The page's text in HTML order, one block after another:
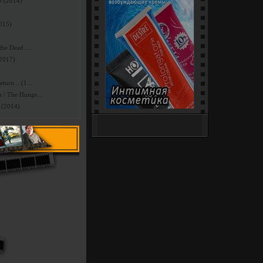
Dead....
(1...
The Hunge...